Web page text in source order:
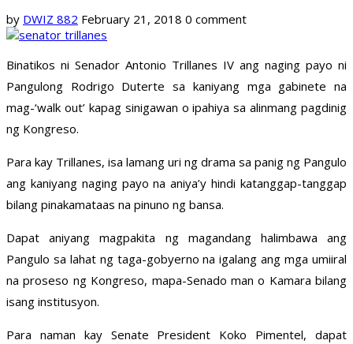
by DWIZ 882 February 21, 2018 0 comment
Binatikos ni Senador Antonio Trillanes IV ang naging payo ni
Pangulong Rodrigo Duterte sa kaniyang mga gabinete na
mag-‘walk out’ kapag sinigawan o ipahiya sa alinmang pagdinig
ng Kongreso.
Para kay Trillanes, isa lamang uri ng drama sa panig ng Pangulo
ang kaniyang naging payo na aniya’y hindi katanggap-tanggap
bilang pinakamataas na pinuno ng bansa.
Dapat aniyang magpakita ng magandang halimbawa ang
Pangulo sa lahat ng taga-gobyerno na igalang ang mga umiiral
na proseso ng Kongreso, mapa-Senado man o Kamara bilang
isang institusyon.
Para naman kay Senate President Koko Pimentel, dapat